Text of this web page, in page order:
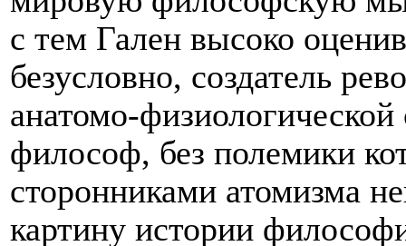
с тем Гален высоко
безусловно, создатель
анатомо-
философ, без полемики
сторонниками атомизма
картину истории